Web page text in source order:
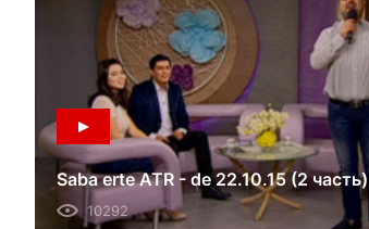
Saba erte ATR - de 22.10.15 (2 часть)
10292